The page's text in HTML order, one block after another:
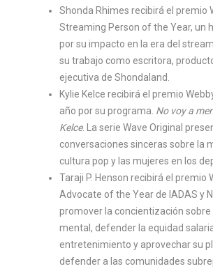
Shonda Rhimes recibirá el premio
Streaming Person of the Year, un
por su impacto en la era del
su trabajo como escritora,
ejecutiva de Shondaland.
Kylie Kelce recibirá el premio
año por su programa. No voy a
Kelce. La serie Wave Original
conversaciones sinceras sobre la
cultura pop y las mujeres en los
Taraji P. Henson recibirá el premio
Advocate of the Year de IADAS y
promover la concientización sobre
mental, defender la equidad
entretenimiento y aprovechar su
defender a las comunidades